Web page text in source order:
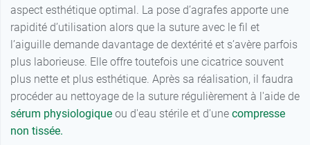
aspect esthétique optimal. La pose d’agrafes apporte une
rapidité d’utilisation alors que la suture avec le fil et
l’aiguille demande davantage de dextérité et s’avère parfois
plus laborieuse. Elle offre toutefois une cicatrice souvent
plus nette et plus esthétique. Après sa réalisation, il faudra
procéder au nettoyage de la suture régulièrement à l'aide de
sérum physiologique ou d'eau stérile et d'une compresse
non tissée.